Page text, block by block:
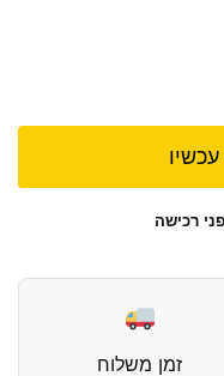
רכישה
זמן משלוח